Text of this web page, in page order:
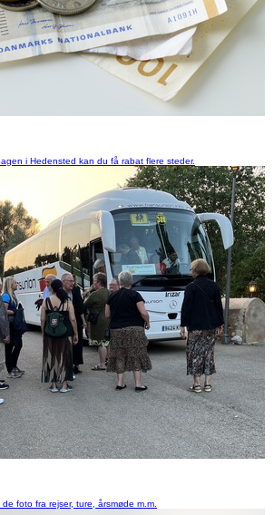
i Hedensted kan du få rabat flere steder.
foto fra rejser, ture, årsmøde m.m.